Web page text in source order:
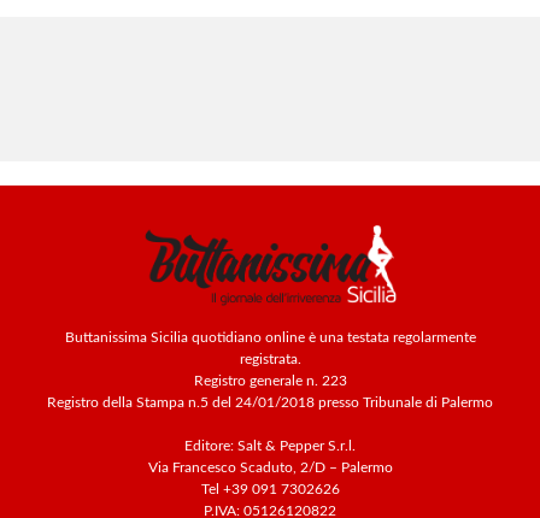
Buttanissima Sicilia quotidiano online è una testata regolarmente
registrata.
Registro generale n. 223
Registro della Stampa n.5 del 24/01/2018 presso Tribunale di Palermo
Editore: Salt & Pepper S.r.l.
Via Francesco Scaduto, 2/D – Palermo
Tel +39 091 7302626
P.IVA: 05126120822